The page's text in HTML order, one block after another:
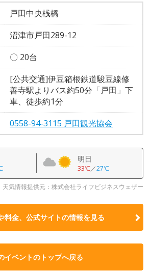
戸田中央桟橋
沼津市戸田289-12
〇 20台
[公共交通]伊豆箱根鉄道駿豆線修
善寺駅よりバス約50分「戸田」下
車、徒歩約1分
0558-94-3115 戸田観光協会
明日
33℃／27℃
天気情報提供元：株式会社ライフビジネスウェザー
料金、公式サイトの情報を見る
イベントのトップへ戻る